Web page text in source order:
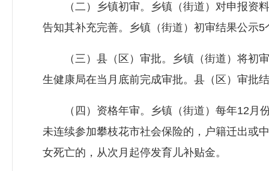
（二）乡镇初审。乡镇（街道）对申报资料
告知其补充完善。乡镇（街道）初审结果公示5
（三）县（区）审批。乡镇（街道）将初审
生健康局在当月底前完成审批。县（区）审批
（四）资格年审。乡镇（街道）每年12月份
未连续参加攀枝花市社会保险的，户籍迁出或
女死亡的，从次月起停发育儿补贴金。